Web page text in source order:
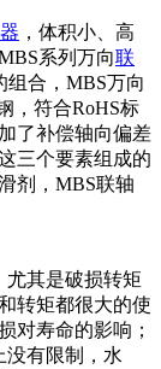
，体积小、高
系列万向联
组合，MBS万向
，符合RoHS标
了补偿轴向偏差
三个要素组成的
剂，MBS联轴
尤其是破损转矩
转矩都很大的使
对寿命的影响；
没有限制，水